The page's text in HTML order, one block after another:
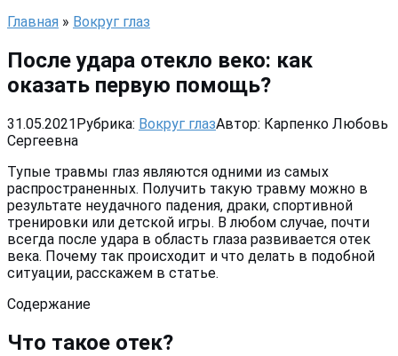
Главная » Вокруг глаз
После удара отекло веко: как
оказать первую помощь?
31.05.2021Рубрика: Вокруг глазАвтор: Карпенко Любовь
Сергеевна
Тупые травмы глаз являются одними из самых
распространенных. Получить такую травму можно в
результате неудачного падения, драки, спортивной
тренировки или детской игры. В любом случае, почти
всегда после удара в область глаза развивается отек
века. Почему так происходит и что делать в подобной
ситуации, расскажем в статье.
Содержание
Что такое отек?